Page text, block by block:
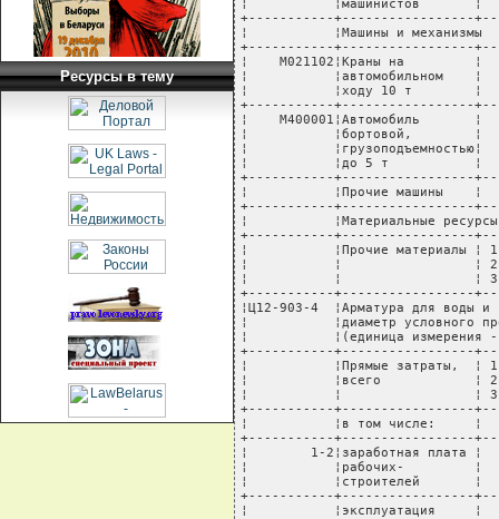
Ресурсы в тему